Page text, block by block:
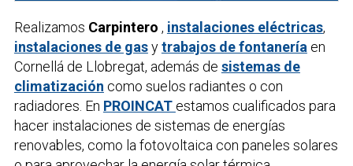
Realizamos Carpintero , instalaciones eléctricas,
instalaciones de gasytrabajos de fontanería en
Cornellá de Llobregat, además de sistemas de
climatización como suelos radiantes o con
radiadores. En PROINCAT estamos cualificados para
hacer instalaciones de sistemas de energías
renovables, como la fotovoltaica con paneles solares